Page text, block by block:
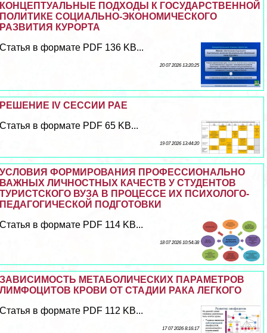
КОНЦЕПТУАЛЬНЫЕ ПОДХОДЫ К ГОСУДАРСТВЕННОЙ
ПОЛИТИКЕ СОЦИАЛЬНО-ЭКОНОМИЧЕСКОГО
РАЗВИТИЯ КУРОРТА
Статья в формате PDF 136 KB...
20 07 2026 13:20:25
РЕШЕНИЕ IV СЕССИИ РАЕ
Статья в формате PDF 65 KB...
19 07 2026 13:44:20
УСЛОВИЯ ФОРМИРОВАНИЯ ПРОФЕССИОНАЛЬНО
ВАЖНЫХ ЛИЧНОСТНЫХ КАЧЕСТВ У СТУДЕНТОВ
ТУРИСТСКОГО ВУЗА В ПРОЦЕССЕ ИХ ПСИХОЛОГО-
ПЕДАГОГИЧЕСКОЙ ПОДГОТОВКИ
Статья в формате PDF 114 KB...
18 07 2026 10:54:38
ЗАВИСИМОСТЬ МЕТАБОЛИЧЕСКИХ ПАРАМЕТРОВ
ЛИМФОЦИТОВ КРОВИ ОТ СТАДИИ РАКА ЛЕГКОГО
Статья в формате PDF 112 KB...
17 07 2026 8:16:17